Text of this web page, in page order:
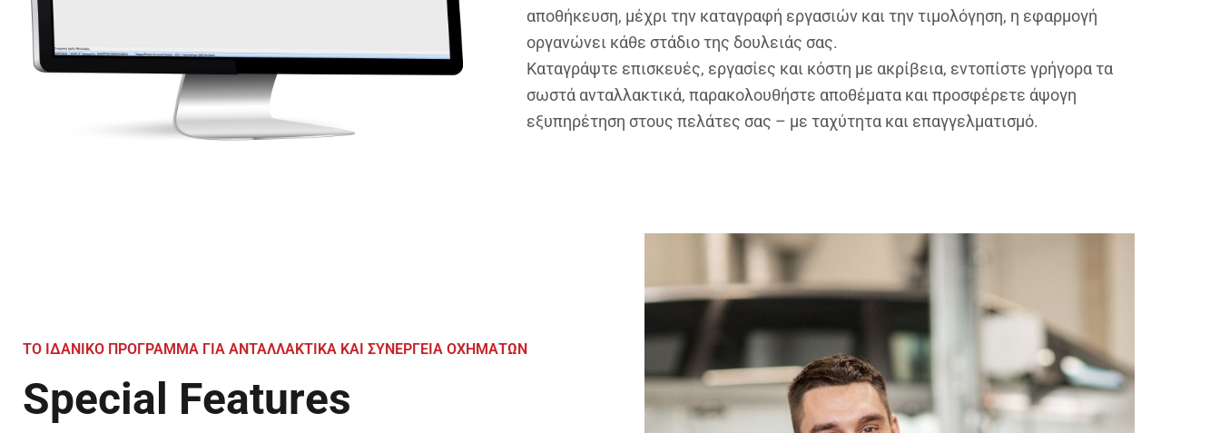
αποθήκευση, μέχρι την καταγραφή εργασιών και την τιμολόγηση, η εφαρμογή
οργανώνει κάθε στάδιο της δουλειάς σας.
Καταγράψτε επισκευές, εργασίες και κόστη με ακρίβεια, εντοπίστε γρήγορα τα
σωστά ανταλλακτικά, παρακολουθήστε αποθέματα και προσφέρετε άψογη
εξυπηρέτηση στους πελάτες σας – με ταχύτητα και επαγγελματισμό.
ΤΟ ΙΔΑΝΙΚO ΠΡOΓΡΑΜΜΑ ΓΙΑ ΑΝΤΑΛΛΑΚΤΙΚΑ ΚΑΙ ΣΥΝΕΡΓΕΙΑ ΟΧΗΜΑΤΩΝ
Special Features